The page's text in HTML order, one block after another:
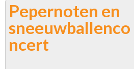
Pepernoten en
sneeuwballenco
ncert